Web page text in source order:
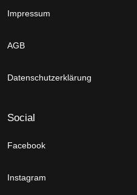
Impressum
AGB
Datenschutzerklärung
Social
Facebook
Instagram